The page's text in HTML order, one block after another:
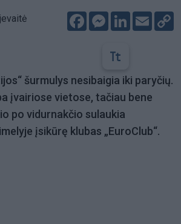
FacebookMessenger
LinkedIn
Email
šurmulys nesibaigia iki paryčių.
įvairiose vietose, tačiau bene
po vidurnakčio sulaukia
įsikūrę klubas „EuroClub“.